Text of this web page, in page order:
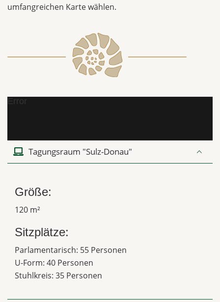
umfangreichen Karte wählen.
Error
Tagungsraum "Sulz-Donau"
Größe:
120 m²
Sitzplätze:
Parlamentarisch: 55 Personen
U-Form: 40 Personen
Stuhlkreis: 35 Personen